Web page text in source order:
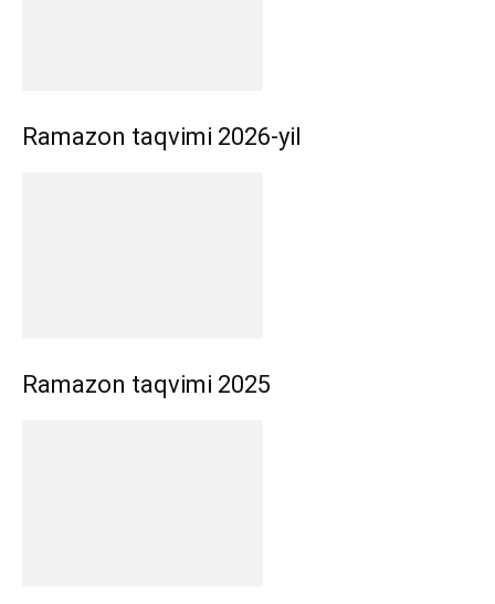
Ramazon taqvimi 2026-yil
Ramazon taqvimi 2025